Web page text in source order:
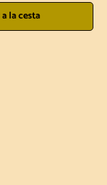
la cesta